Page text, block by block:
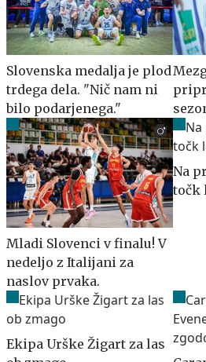
Slovenska medalja je plod
trdega dela. "Nič nam ni
bilo podarjenega."
Mladi Slovenci v finalu! V
nedeljo z Italijani za
naslov prvaka.
Na
točk
Ekipa Urške Žigart za las